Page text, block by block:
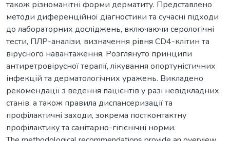
також різноманітні форми дерматиту. Представлено
методи диференційної діагностики та сучасні підходи
до лабораторних досліджень, включаючи серологічні
тести, ПЛР-аналізи, визначення рівня CD4-клітин та
вірусного навантаження. Розглянуто принципи
антиретровірусної терапії, лікування опортуністичних
інфекцій та дерматологічних уражень. Викладено
рекомендації з ведення пацієнтів у разі невідкладних
станів, а також правила диспансеризації та
профілактичні заходи, зокрема постконтактну
профілактику та санітарно-гігієнічні норми.